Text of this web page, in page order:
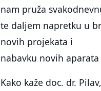
nam pruža
te daljem napretku u
novih projekata i
nabavku novih
Kako kaže doc. dr.